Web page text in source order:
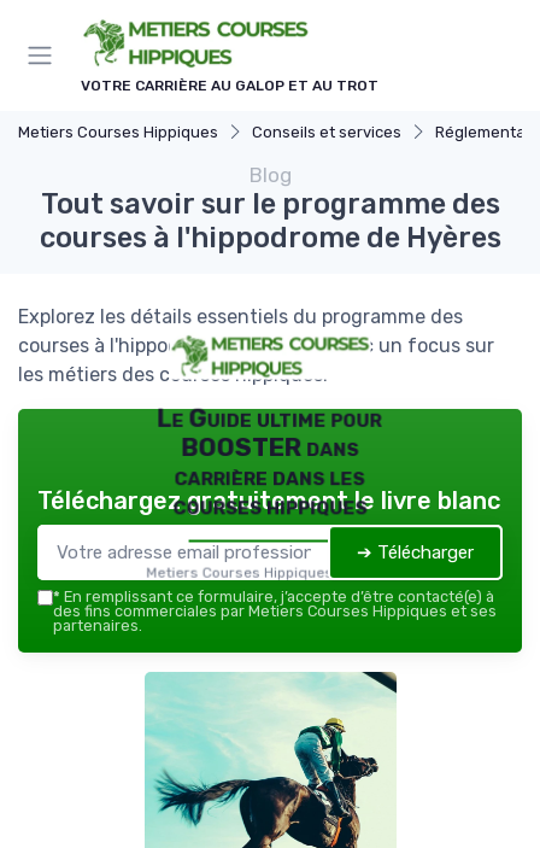
VOTRE CARRIÈRE AU GALOP ET AU TROT
Metiers Courses Hippiques Conseils et services
Blog
Tout savoir sur le programme des
courses à l'hippodrome de Hyères
Explorez les détails essentiels du programme des
courses à l'hippodrome de Hyères, avec un focus sur
les métiers des courses hippiques.
Le Guide ultime pour
BOOSTER dans
carrière dans les
courses hippiques
Metiers Courses Hippiques — 2026
Téléchargez gratuitement le livre blanc
➔ Télécharger
* En remplissant ce formulaire, j’accepte d’être contacté(e) à
des fins commerciales par Metiers Courses Hippiques et ses
partenaires.
Panneau de gestion des cookies